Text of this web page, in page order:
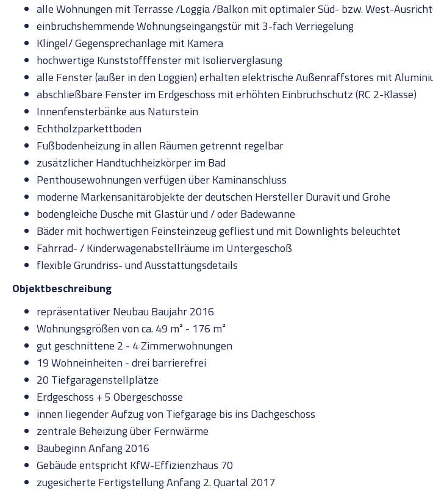
alle Wohnungen mit Terrasse /Loggia /Balkon mit optimaler Süd- bzw. West-
einbruchshemmende Wohnungseingangstür mit 3-fach Verriegelung
Klingel/ Gegensprechanlage mit Kamera
hochwertige Kunststofffenster mit Isolierverglasung
alle Fenster (außer in den Loggien) erhalten elektrische Außenraffstores mit
abschließbare Fenster im Erdgeschoss mit erhöhten Einbruchschutz (RC 2-Klasse)
Innenfensterbänke aus Naturstein
Echtholzparkettboden
Fußbodenheizung in allen Räumen getrennt regelbar
zusätzlicher Handtuchheizkörper im Bad
Penthousewohnungen verfügen über Kaminanschluss
moderne Markensanitärobjekte der deutschen Hersteller Duravit und Grohe
bodengleiche Dusche mit Glastür und / oder Badewanne
Bäder mit hochwertigen Feinsteinzeug gefliest und mit Downlights beleuchtet
Fahrrad- / Kinderwagenabstellräume im Untergeschoß
flexible Grundriss- und Ausstattungsdetails
Objektbeschreibung
repräsentativer Neubau Baujahr 2016
Wohnungsgrößen von ca. 49 m² - 176 m²
gut geschnittene 2 - 4 Zimmerwohnungen
19 Wohneinheiten - drei barrierefrei
20 Tiefgaragenstellplätze
Erdgeschoss + 5 Obergeschosse
innen liegender Aufzug von Tiefgarage bis ins Dachgeschoss
zentrale Beheizung über Fernwärme
Baubeginn Anfang 2016
Gebäude entspricht KfW-Effizienzhaus 70
zugesicherte Fertigstellung Anfang 2. Quartal 2017